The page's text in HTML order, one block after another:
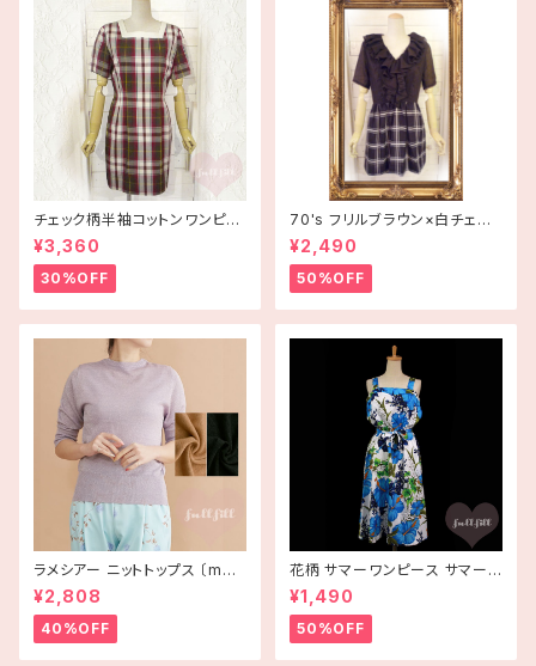
チェック柄半袖コットンワンピー
ス 古着
¥3,360
30%OFF
70's フリルブラウン×白チェッ
ク半袖ワンピース【アメリカ古
着】
¥2,490
50%OFF
ラメシアー ニットトップス 〔merl
ot plus〕
¥2,808
40%OFF
花柄 サマーワンピース サマード
レス ハイビスカス ブルー USA
古着 HAWAII
¥1,490
50%OFF